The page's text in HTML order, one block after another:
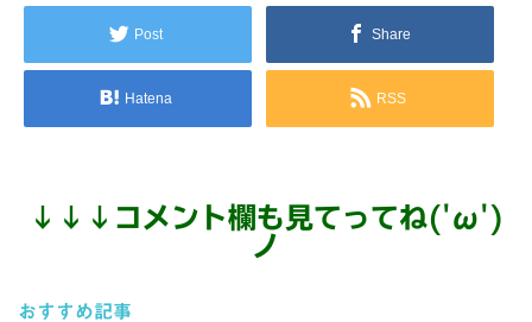
Post Share
Hatena RSS
↓ ↓ ↓ コメント欄も見てってね('ω')
ノ
おすすめ記事